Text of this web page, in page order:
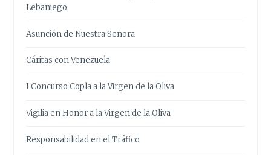
Lebaniego
Asunción de Nuestra Señora
Cáritas con Venezuela
I Concurso Copla a la Virgen de la Oliva
Vigilia en Honor a la Virgen de la Oliva
Responsabilidad en el Tráfico